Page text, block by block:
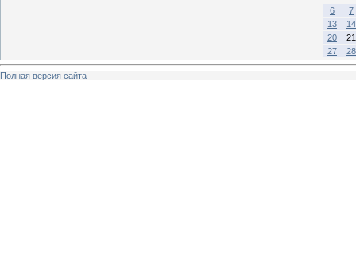
6
7
13
14
20
21
27
28
Полная версия сайта